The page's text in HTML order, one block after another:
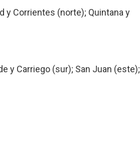
y Corrientes (norte); Quintana y
y Carriego (sur); San Juan (este);